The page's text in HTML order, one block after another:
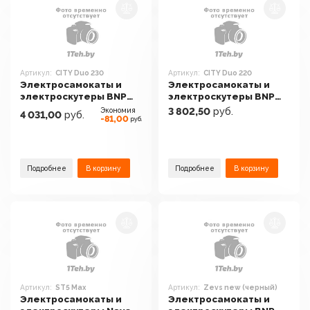
Артикул: CITY Duo 230
Электросамокаты и
электроскутеры BNP
CITY Duo 230
4 031,00 руб. Экономия
-81,00 руб.
Подробнее В корзину
Артикул: CITY Duo 220
Электросамокаты и
электроскутеры BNP
CITY Duo 220
3 802,50 руб.
Подробнее В корзину
Артикул: ST5 Max
Электросамокаты и
Артикул: Zevs new (черный)
Электросамокаты и